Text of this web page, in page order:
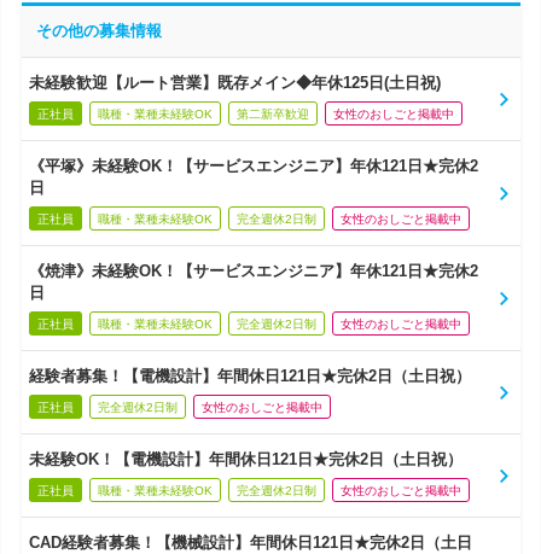
その他の募集情報
未経験歓迎【ルート営業】既存メイン◆年休125日(土日祝)
正社員 職種・業種未経験OK 第二新卒歓迎 女性のおしごと掲載中
《平塚》未経験OK！【サービスエンジニア】年休121日★完休2
日
正社員 職種・業種未経験OK 完全週休2日制 女性のおしごと掲載中
《焼津》未経験OK！【サービスエンジニア】年休121日★完休2
日
正社員 職種・業種未経験OK 完全週休2日制 女性のおしごと掲載中
経験者募集！【電機設計】年間休日121日★完休2日（土日祝）
正社員 完全週休2日制 女性のおしごと掲載中
未経験OK！【電機設計】年間休日121日★完休2日（土日祝）
正社員 職種・業種未経験OK 完全週休2日制 女性のおしごと掲載中
CAD経験者募集！【機械設計】年間休日121日★完休2日（土日